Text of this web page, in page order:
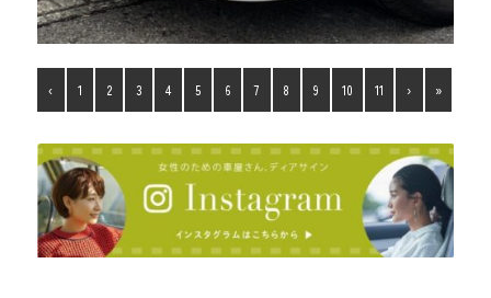
‹ 1 2 3 4 5 6 7 8 9 10 11 › »